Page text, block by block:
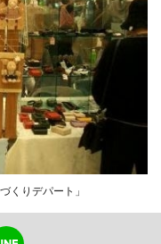
くりデパート」